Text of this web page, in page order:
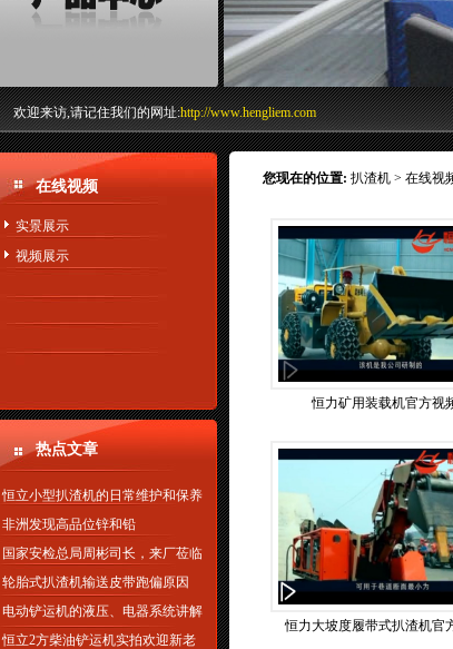
欢迎来访,请记住我们的网址:http://www.hengliem.com
在线视频
实景展示
视频展示
热点文章
恒立小型扒渣机的日常维护和保养
非洲发现高品位锌和铅
国家安检总局周彬司长，来厂莅临
轮胎式扒渣机输送皮带跑偏原因
电动铲运机的液压、电器系统讲解
恒立2方柴油铲运机实拍欢迎新老
您现在的位置: 扒渣机> 在线视
恒力矿用装载机官方视
恒力大坡度履带式扒渣机官